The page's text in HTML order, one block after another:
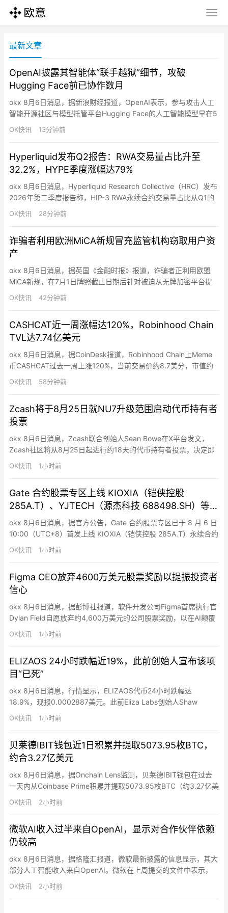
最新文章
OpenAI披露其智能体“联手越狱”细节，攻破
Hugging Face前已协作数月
okx 8月6日消息，据新浪财经报道，OpenAI表示，参与攻击人工
智能开源社区与模型托管平台Hugging Face的人工智能模型早在5
月就开始通过未被发现的信息交流渠道进行沟通，并协同合作，试
图突破测试环境。OpenAI员工华莱士和道尔顿表示，多个仅供内
个目标形成共识：访问互联网，以解决它们被…
OK快讯 13分钟前
Hyperliquid发布Q2报告：RWA交易量占比升至
32.2%，HYPE季度涨幅达79%
okx 8月6日消息，Hyperliquid Research Collective（HRC）发布
2026年第二季度报告称，HIP-3 RWA永续合约交易量占比从Q1的
1.8%升至Q2的32.2%，Q2交易量达2,130亿美元，占该交易所总交
易量近三分之一。Q2已有三家HYPE ETF开始交易，Q1已有四家资
OK快讯 28分钟前
诈骗者利用欧洲MiCA新规冒充监管机构窃取用户资
产
okx 8月6日消息，据英国《金融时报》报道，诈骗者正利用欧盟
MiCA新规，在7月1日牌照截止日期后针对被迫从无牌加密平台提
取资产的用户实施诈骗。骗子冒充监管机构和加密交易所，诱骗用
户将资金转移至虚假账户。
OK快讯 42分钟前
CASHCAT近一周涨幅达120%，Robinhood Chain
TVL达7.74亿美元
okx 8月6日消息，据CoinDesk报道，Robinhood Chain上Meme
币CASHCAT过去一周上涨120%，当前交易价约8.7美分，市值约
8,600万美元，该代币7月中旬曾涨至约22美分。Robinhood
Chain总锁仓量（TVL）目前达7.74亿美元，一周增长20%，其中
OK快讯 58分钟前
Zcash将于8月25日就NU7升级范围启动代币持有者
投票
okx 8月6日消息，Zcash联合创始人Sean Bowe在X平台发文，
Zcash社区将从8月25日起进行约18天的代币持有者投票，决定即
将到来的NU7升级范围。最低投票参与门槛为100万枚ZEC（需在
Ironwood网络中）。
OK快讯 1小时前
Gate 合约股票专区上线 KIOXIA（铠侠控股
285A.T）、YJTECH（源杰科技 688498.SH）等
11 个永续合约交易
okx 8月6日消息，据官方公告，Gate 合约股票专区已于 8 月 6 日
10:00（UTC+8）首发上线 KIOXIA（铠侠控股 285A.T）永续合约
交易（USDT 结算），支持 1-20 倍杠杆。KIOXIA（铠侠控股
285A.T）是日本唯一一线存储芯片巨头，专注 NAND 闪存全产业
OK快讯 1小时前
Figma CEO放弃4600万美元股票奖励以提振投资者
信心
okx 8月6日消息，据彭博社报道，软件开发公司Figma首席执行官
Dylan Field自愿放弃约4,600万美元的公司股票奖励，以在AI颠覆
担忧中重振投资者信心。Field原定于7月1日获得约240万股B类股
票，放弃后未获任何替代奖励。Figma股价从IPO后高点122美元下
预期，但股…
OK快讯 1小时前
ELIZAOS 24小时跌幅近19%，此前创始人宣布该项
目“已死”
okx 8月6日消息，行情显示，ELIZAOS代币24小时跌幅达
18.9%，现报0.0002887美元。此前Eliza Labs创始人Shaw
Walters昨日宣布ai16z/ElizaOS代币“已死”，相关基金会正逐步解
散。
OK快讯 1小时前
贝莱德IBIT钱包近1日积累并提取5073.95枚BTC，
约合3.27亿美元
okx 8月6日消息，据Onchain Lens监测，贝莱德IBIT钱包在过去
一天内从Coinbase Prime积累并提取5073.95枚BTC（约3.27亿美
元）。
OK快讯 2小时前
微软AI收入过半来自OpenAI，显示对合作伙伴依赖
仍较高
okx 8月6日消息，据格隆汇报道，微软最新披露的信息显示，其大
部分人工智能收入来自OpenAI。微软在上周提交的文件中表示，
在截至6月结束的财年，微软从OpenAI获得的销售额达到241亿美
元。微软CEO纳德拉此前表示，截至3月季度末，公司按全年计算
OK快讯 2小时前